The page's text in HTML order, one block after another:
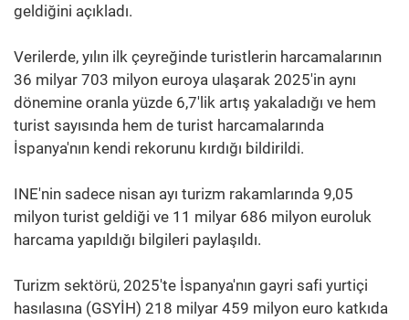
geldiğini açıkladı.
Verilerde, yılın ilk çeyreğinde turistlerin harcamalarının
36 milyar 703 milyon euroya ulaşarak 2025'in aynı
dönemine oranla yüzde 6,7'lik artış yakaladığı ve hem
turist sayısında hem de turist harcamalarında
İspanya'nın kendi rekorunu kırdığı bildirildi.
INE'nin sadece nisan ayı turizm rakamlarında 9,05
milyon turist geldiği ve 11 milyar 686 milyon euroluk
harcama yapıldığı bilgileri paylaşıldı.
Turizm sektörü, 2025'te İspanya'nın gayri safi yurtiçi
hasılasına (GSYİH) 218 milyar 459 milyon euro katkıda